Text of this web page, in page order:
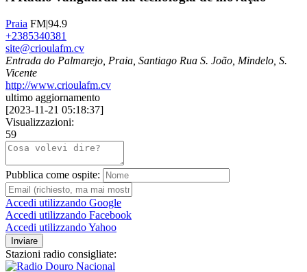
Praia FM|94.9
+2385340381
site@crioulafm.cv
Entrada do Palmarejo, Praia, Santiago Rua S. João, Mindelo, S.
Vicente
http://www.crioulafm.cv
ultimo aggiornamento
[2023-11-21 05:18:37]
Visualizzazioni:
59
Pubblica come ospite:
Accedi utilizzando Google
Accedi utilizzando Facebook
Accedi utilizzando Yahoo
Inviare
Stazioni radio consigliate: